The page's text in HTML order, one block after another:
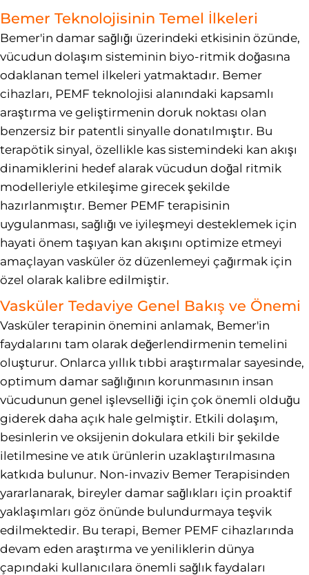
Bemer Teknolojisinin Temel İlkeleri
Bemer'in damar sağlığı üzerindeki etkisinin özünde,
vücudun dolaşım sisteminin biyo-ritmik doğasına
odaklanan temel ilkeleri yatmaktadır. Bemer
cihazları, PEMF teknolojisi alanındaki kapsamlı
araştırma ve geliştirmenin doruk noktası olan
benzersiz bir patentli sinyalle donatılmıştır. Bu
terapötik sinyal, özellikle kas sistemindeki kan akışı
dinamiklerini hedef alarak vücudun doğal ritmik
modelleriyle etkileşime girecek şekilde
hazırlanmıştır. Bemer PEMF terapisinin
uygulanması, sağlığı ve iyileşmeyi desteklemek için
hayati önem taşıyan kan akışını optimize etmeyi
amaçlayan vasküler öz düzenlemeyi çağırmak için
özel olarak kalibre edilmiştir.
Vasküler Tedaviye Genel Bakış ve Önemi
Vasküler terapinin önemini anlamak, Bemer'in
faydalarını tam olarak değerlendirmenin temelini
oluşturur. Onlarca yıllık tıbbi araştırmalar sayesinde,
optimum damar sağlığının korunmasının insan
vücudunun genel işlevselliği için çok önemli olduğu
giderek daha açık hale gelmiştir. Etkili dolaşım,
besinlerin ve oksijenin dokulara etkili bir şekilde
iletilmesine ve atık ürünlerin uzaklaştırılmasına
katkıda bulunur. Non-invaziv Bemer Terapisinden
yararlanarak, bireyler damar sağlıkları için proaktif
yaklaşımları göz önünde bulundurmaya teşvik
edilmektedir. Bu terapi, Bemer PEMF cihazlarında
devam eden araştırma ve yeniliklerin dünya
çapındaki kullanıcılara önemli sağlık faydaları